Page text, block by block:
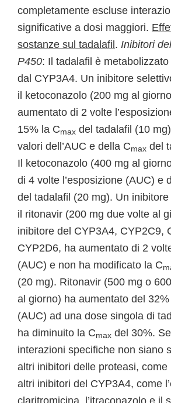
completamente escluse
significative a dosi maggiori.
sostanze sul tadalafil . Inibitori
P450: Il tadalafil è
dal CYP3A4. Un inibitore
il ketoconazolo (200 mg al
aumentato di 2 volte
15% la Cmax del tadalafil (10
valori dell’AUC e della Cmax del
Il ketoconazolo (400 mg al
di 4 volte l’esposizione (AUC) e
del tadalafil (20 mg). Un
il ritonavir (200 mg due volte al
inibitore del CYP3A4, CYP2C9,
CYP2D6, ha aumentato di 2
(AUC) e non ha modificato la C
(20 mg). Ritonavir (500 mg o
al giorno) ha aumentato del 32%
(AUC) ad una dose singola di
ha diminuito la Cmax del 30%.
interazioni specifiche non siano
altri inibitori delle proteasi, come
altri inibitori del CYP3A4, come
claritromicina, l’itraconazolo e il